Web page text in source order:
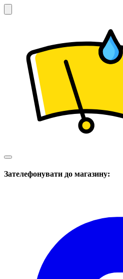
Зателефонувати до магазину: